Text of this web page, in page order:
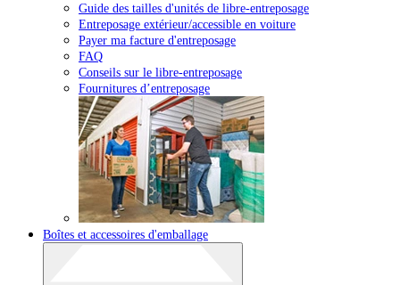
Guide des tailles d'unités de libre-entreposage
Entreposage extérieur/accessible en voiture
Payer ma facture d'entreposage
FAQ
Conseils sur le libre-entreposage
Fournitures d’entreposage
Boîtes et accessoires d'emballage